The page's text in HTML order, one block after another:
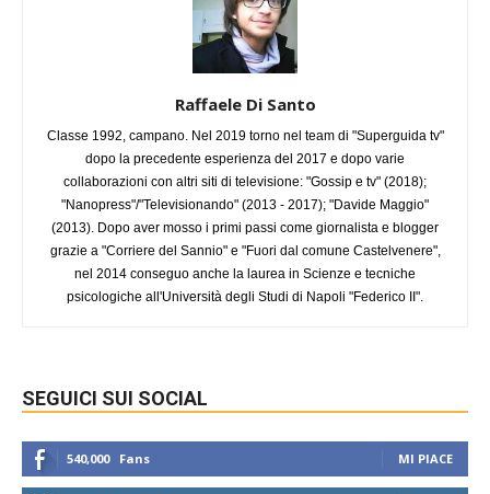
Raffaele Di Santo
Classe 1992, campano. Nel 2019 torno nel team di "Superguida tv"
dopo la precedente esperienza del 2017 e dopo varie
collaborazioni con altri siti di televisione: "Gossip e tv" (2018);
"Nanopress"/"Televisionando" (2013 - 2017); "Davide Maggio"
(2013). Dopo aver mosso i primi passi come giornalista e blogger
grazie a "Corriere del Sannio" e "Fuori dal comune Castelvenere",
nel 2014 conseguo anche la laurea in Scienze e tecniche
psicologiche all'Università degli Studi di Napoli "Federico II".
SEGUICI SUI SOCIAL
540,000 Fans MI PIACE